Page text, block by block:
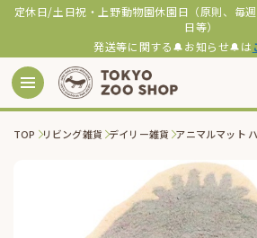
定休日/土日祝・上野動物園休園日（原則、毎
日等）
発送等に関する🔔お知らせ🔔は
TOP リビング雑貨 デイリー雑貨 アニマルマット